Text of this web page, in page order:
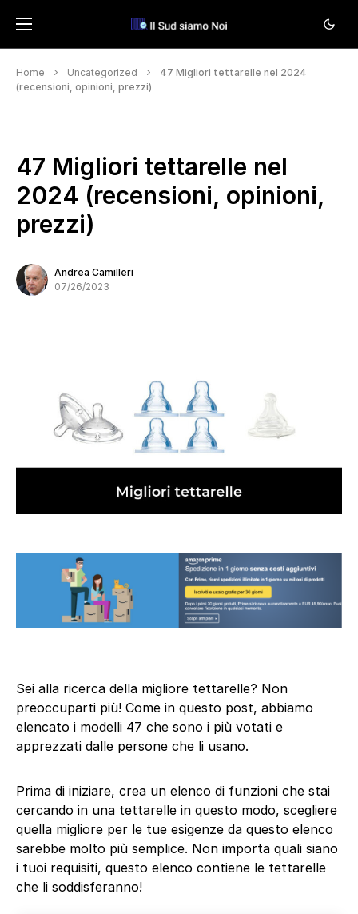
Home Uncategorized
47 Migliori tettarelle nel 2024
(recensioni, opinioni, prezzi)
47 Migliori tettarelle nel
2024 (recensioni, opinioni,
prezzi)
Andrea Camilleri
07/26/2023
Sei alla ricerca della migliore tettarelle? Non
preoccuparti più! Come in questo post, abbiamo
elencato i modelli 47 che sono i più votati e
apprezzati dalle persone che li usano.
Prima di iniziare, crea un elenco di funzioni che stai
cercando in una tettarelle in questo modo, scegliere
quella migliore per le tue esigenze da questo elenco
sarebbe molto più semplice. Non importa quali siano
i tuoi requisiti, questo elenco contiene le tettarelle
che li soddisferanno!